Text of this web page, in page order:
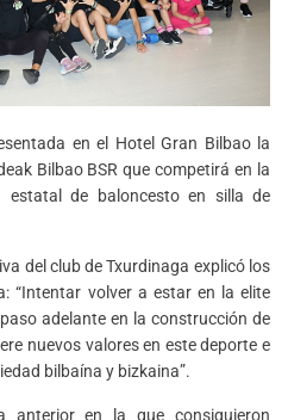
en el Hotel Gran Bilbao la
Bilbao BSR que competirá en la
estatal de baloncesto en silla de
del club de Txurdinaga explicó los
“Intentar volver a estar en la elite
adelante en la construcción de
nuevos valores en este deporte e
bilbaína y bizkaina”.
anterior en la que consiguieron